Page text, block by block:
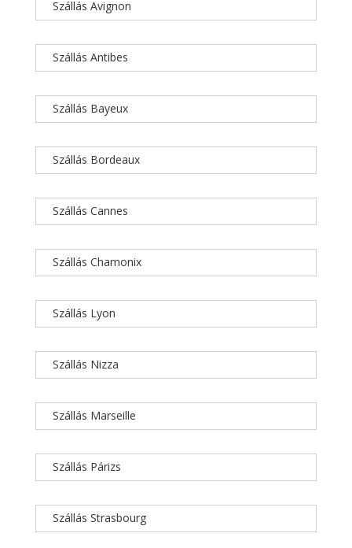
Szállás Avignon
Szállás Antibes
Szállás Bayeux
Szállás Bordeaux
Szállás Cannes
Szállás Chamonix
Szállás Lyon
Szállás Nizza
Szállás Marseille
Szállás Párizs
Szállás Strasbourg